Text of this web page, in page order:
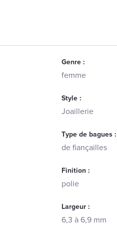
Genre :
femme
Style :
Joaillerie
Type de bagues :
de fiançailles
Finition :
polie
Largeur :
6,3 à 6,9 mm